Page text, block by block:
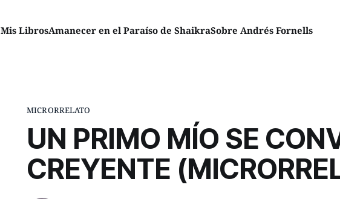
Mis LibrosAmanecer en el Paraíso de ShaikraSobre Andrés Fornells
MICRORRELATO
UN PRIMO MÍO SE
CREYENTE